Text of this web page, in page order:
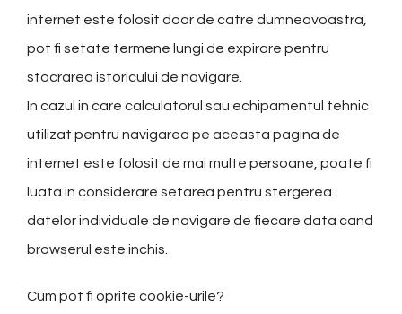
internet este folosit doar de catre dumneavoastra,
pot fi setate termene lungi de expirare pentru
stocrarea istoricului de navigare.
In cazul in care calculatorul sau echipamentul tehnic
utilizat pentru navigarea pe aceasta pagina de
internet este folosit de mai multe persoane, poate fi
luata in considerare setarea pentru stergerea
datelor individuale de navigare de fiecare data cand
browserul este inchis.
Cum pot fi oprite cookie-urile?